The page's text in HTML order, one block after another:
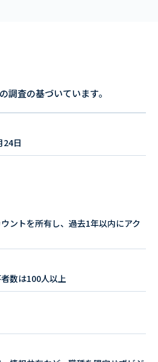
調査の基づいています。
24日
ントを所有し、過去1年以内にアク
数は100人以上